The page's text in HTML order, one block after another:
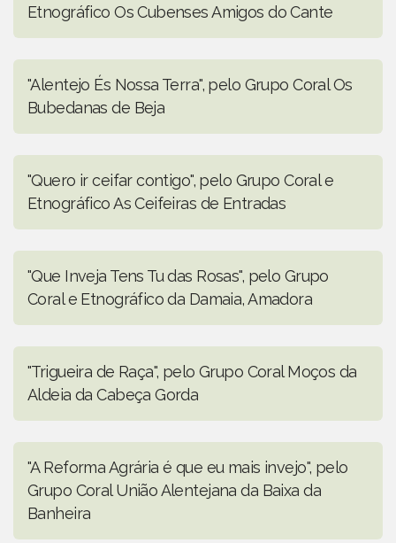
Etnográfico Os Cubenses Amigos do Cante
"Alentejo És Nossa Terra", pelo Grupo Coral Os
Bubedanas de Beja
"Quero ir ceifar contigo", pelo Grupo Coral e
Etnográfico As Ceifeiras de Entradas
"Que Inveja Tens Tu das Rosas", pelo Grupo
Coral e Etnográfico da Damaia, Amadora
"Trigueira de Raça", pelo Grupo Coral Moços da
Aldeia da Cabeça Gorda
"A Reforma Agrária é que eu mais invejo", pelo
Grupo Coral União Alentejana da Baixa da
Banheira